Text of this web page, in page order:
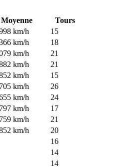
Moyenne
Tours
km/h
15
km/h
18
km/h
21
km/h
21
km/h
15
km/h
26
km/h
24
km/h
17
km/h
21
km/h
20
16
14
14